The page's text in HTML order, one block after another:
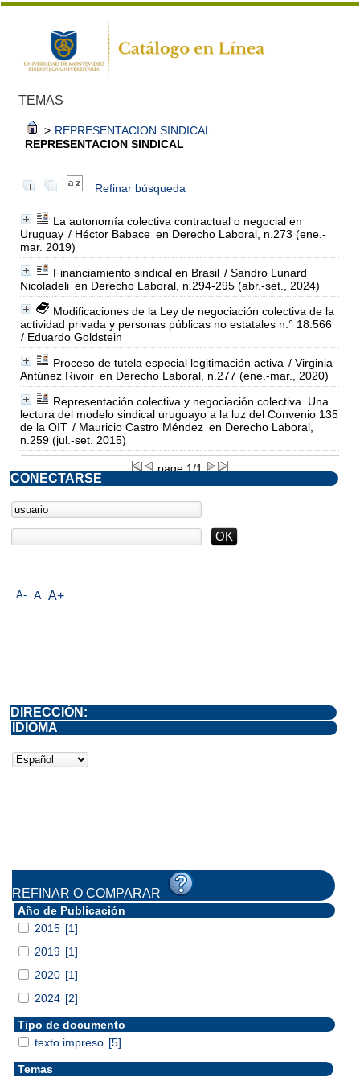
TEMAS
> REPRESENTACION SINDICAL
REPRESENTACION SINDICAL
Refinar búsqueda
La autonomía colectiva contractual o negocial en
Uruguay / Héctor Babace en Derecho Laboral, n.273 (ene.-
mar. 2019)
Financiamiento sindical en Brasil / Sandro Lunard
Nicoladeli en Derecho Laboral, n.294-295 (abr.-set., 2024)
Modificaciones de la Ley de negociación colectiva de la
actividad privada y personas públicas no estatales n.° 18.566
/ Eduardo Goldstein
Proceso de tutela especial legitimación activa / Virginia
Antúnez Rivoir en Derecho Laboral, n.277 (ene.-mar., 2020)
Representación colectiva y negociación colectiva. Una
lectura del modelo sindical uruguayo a la luz del Convenio 135
de la OIT / Mauricio Castro Méndez en Derecho Laboral,
n.259 (jul.-set. 2015)
page 1/1
A- A A+
CONECTARSE
DIRECCIÓN:
IDIOMA
REFINAR O COMPARAR
Año de Publicación
2015 [1]
2019 [1]
2020 [1]
2024 [2]
Tipo de documento
texto impreso [5]
Temas